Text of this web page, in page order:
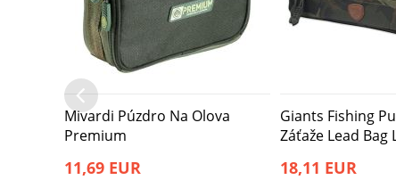
Mivardi Púzdro Na Olova
Premium
11,69 EUR
Giants Fishing
Záťaže Lead Bag
18,11 EUR